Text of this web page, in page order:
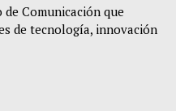
Comunicación que
de tecnología, innovación